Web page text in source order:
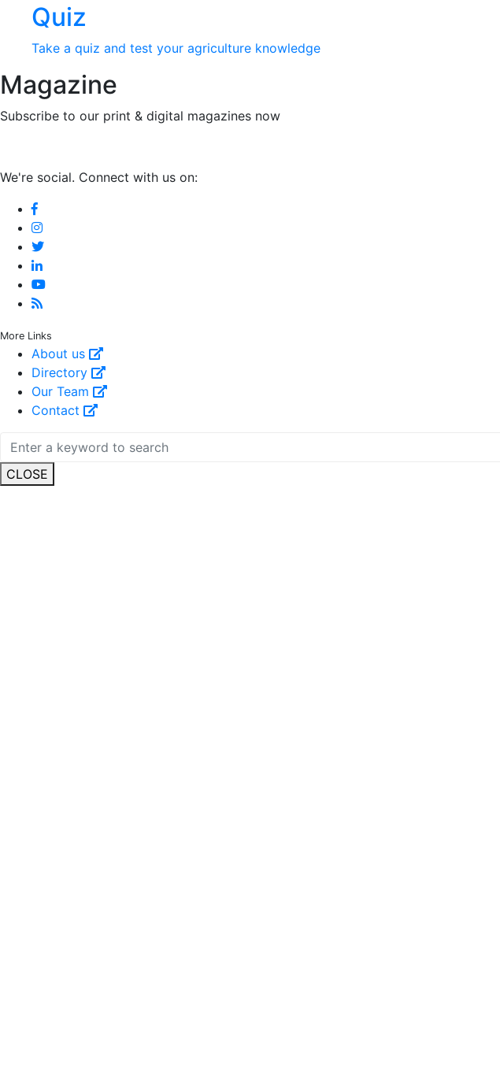
Quiz
Take a quiz and test your agriculture knowledge
Magazine
Subscribe to our print & digital magazines now
We're social. Connect with us on:
More Links
About us
Directory
Our Team
Contact
CLOSE